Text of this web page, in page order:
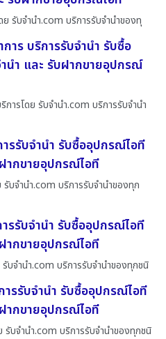
รับจํานํา.com บริการรับจำนำของทุ
าร บริการรับจำนำ รับซื้อ
นำ และ รับฝากขายอุปกรณ์
การโดย รับจํานํา.com บริการรับจำนำ
ารรับจำนำ รับซื้ออุปกรณ์ไอที
ากขายอุปกรณ์ไอที
รับจํานํา.com บริการรับจำนำของทุก
รรับจำนำ รับซื้ออุปกรณ์ไอที
ากขายอุปกรณ์ไอที
บจํานํา.com บริการรับจำนำของทุกชนิ
รรับจำนำ รับซื้ออุปกรณ์ไอที
ากขายอุปกรณ์ไอที
รับจํานํา.com บริการรับจำนำของทุกชนิ